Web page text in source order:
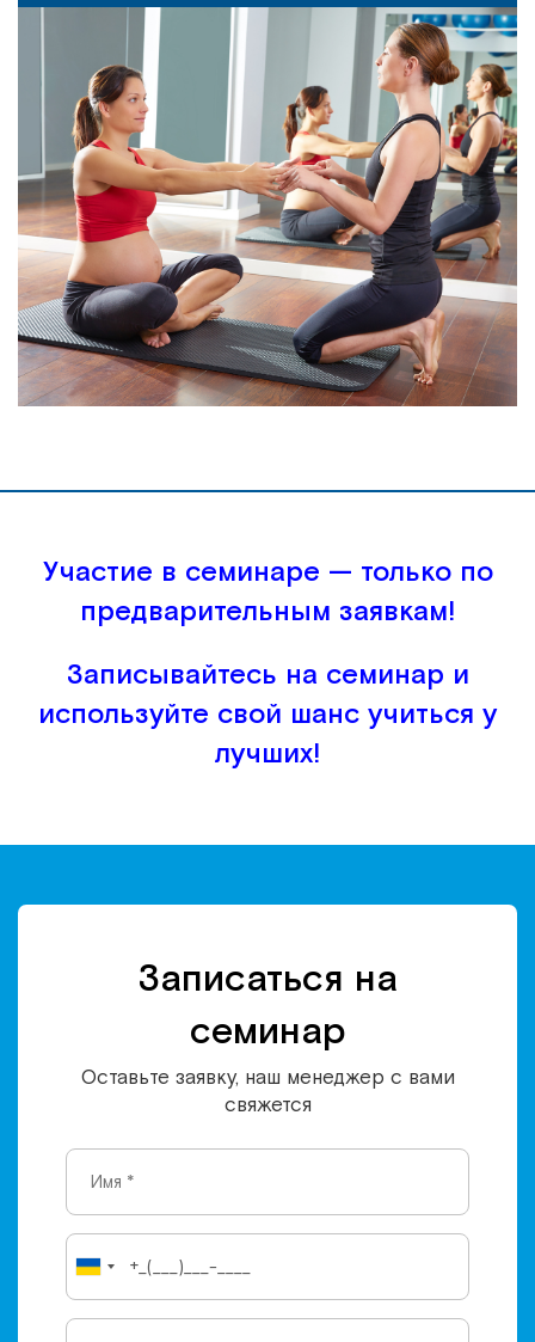
Участие в семинаре — только по
предварительным заявкам!
Записывайтесь на семинар и
используйте свой шанс учиться у
лучших!
Записаться на
семинар
Оставьте заявку, наш менеджер с вами
свяжется